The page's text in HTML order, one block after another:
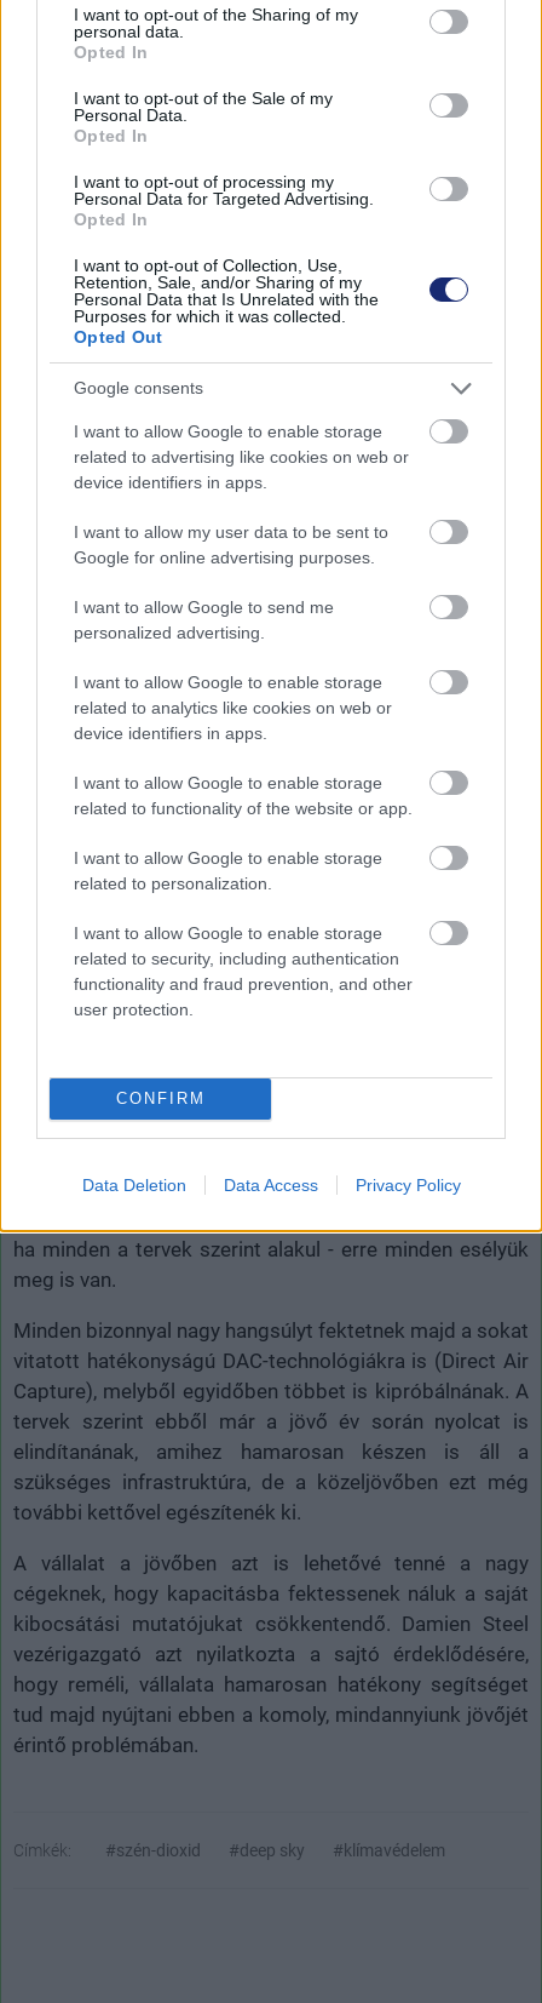
not limited to your visit or usage behaviour. You may click to
grant or deny consent to Google and its third-party tags to
use your data for below specified purposes in below Google
consent section.
I want to opt-out of the Sharing of my
personal data.
Opted In
I want to opt-out of the Sale of my
Personal Data.
Opted In
I want to opt-out of processing my
Personal Data for Targeted Advertising.
Opted In
I want to opt-out of Collection, Use,
Retention, Sale, and/or Sharing of my
Personal Data that Is Unrelated with the
Purposes for which it was collected.
Opted Out
Google consents
I want to allow Google to enable storage
related to advertising like cookies on web or
device identifiers in apps.
I want to allow my user data to be sent to
Google for online advertising purposes.
I want to allow Google to send me
personalized advertising.
I want to allow Google to enable storage
related to analytics like cookies on web or
device identifiers in apps.
I want to allow Google to enable storage
related to functionality of the website or app.
I want to allow Google to enable storage
related to personalization.
I want to allow Google to enable storage
related to security, including authentication
functionality and fraud prevention, and other
user protection.
CONFIRM
Data Deletion Data Access Privacy Policy
ismereteink, de az idő múlásával egyre sürgetőbbé vált a
megoldások megtalálása. Ezek egyik legfontosabb a
gáz tulajdonképpen egy égéstermék, melynek
legjellemzőbb forrásai a közlekedés és az
Az utóbbi néhány évtized során - felismerve a színtelen,
kibocsátásában rejlő kockázati tényezőket - sok
módszerrel próbálták már légkörünket megtisztítani
tőle. Bár több ígéretes innováció, módszer látott
napvilágot ez idő alatt, mégsem volt ezek közül egy sem
olyan horderejű, hogy valóban megoldást tudjon nyújtani
a problémás gáz ügyében.
Egy kanadai vállalat most arra vállalkozott, hogy új
egyszerre akár tízféle eljárás hatékonyságával
kapcsolatban végezzenek teszteket. Az albertai Calgary
közelében, Innifailsban felépített létesítmény Deep Sky
néven hamarosan elkezdi tevékenységét, melynek során
légkörből évente, de ígéretük szerint ez még csak az
első lépés.
nevezni, hiszen "mindössze" körülbelül 200 amerikai
állampolgár kibocsátását képes ellensúlyozni. A
beruházók szerint ez azért nem számít, mert a cél, hogy
a különféle módszerek közül megtalálják a
leghatékonyabbakat, ami ha sikerül, gyorsan képesek
lesznek ezt nagyságrendekkel meghaladni ígéretük
Szeretnék, ha a tesztüzem valóban működőképes lenne
a tervezett formában, ám a légkör helyzetéért való
tervezett projekt hátterében. Tulajdonképpen több billió
ha minden a tervek szerint alakul - erre minden esélyük
meg is van.
Minden bizonnyal nagy hangsúlyt fektetnek majd a sokat
vitatott hatékonyságú DAC-technológiákra is (Direct Air
Capture), melyből egyidőben többet is kipróbálnának. A
tervek szerint ebből már a jövő év során nyolcat is
elindítanának, amihez hamarosan készen is áll a
szükséges infrastruktúra, de a közeljövőben ezt még
további kettővel egészítenék ki.
A vállalat a jövőben azt is lehetővé tenné a nagy
cégeknek, hogy kapacitásba fektessenek náluk a saját
kibocsátási mutatójukat csökkentendő. Damien Steel
vezérigazgató azt nyilatkozta a sajtó érdeklődésére,
hogy reméli, vállalata hamarosan hatékony segítséget
tud majd nyújtani ebben a komoly, mindannyiunk jövőjét
érintő problémában.
Címkék: #szén-dioxid #deep sky #klímavédelem